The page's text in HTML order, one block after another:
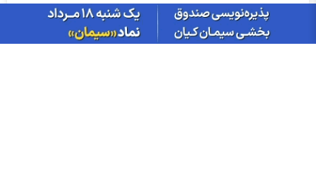
مرداد ماه
از درآمد ثابت تا طلا؛ آشنایی با صندوق‌های سرمایه‌گذاری ترنج